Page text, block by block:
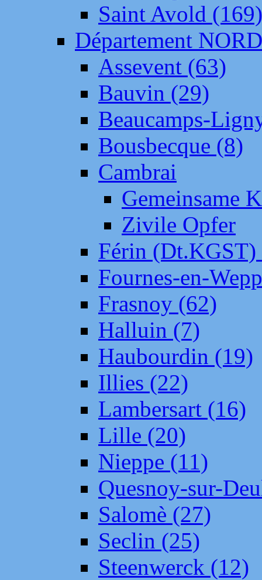
Saint Avold (169)
Département NORD
Assevent (63)
Bauvin (29)
Beaucamps-
Bousbecque (8)
Cambrai
Gemeinsame
Zivile Opfer
Férin (Dt.KGST)
Fournes-en-
Frasnoy (62)
Halluin (7)
Haubourdin (19)
Illies (22)
Lambersart (16)
Lille (20)
Nieppe (11)
Quesnoy-sur-
Salomè (27)
Seclin (25)
Steenwerck (12)